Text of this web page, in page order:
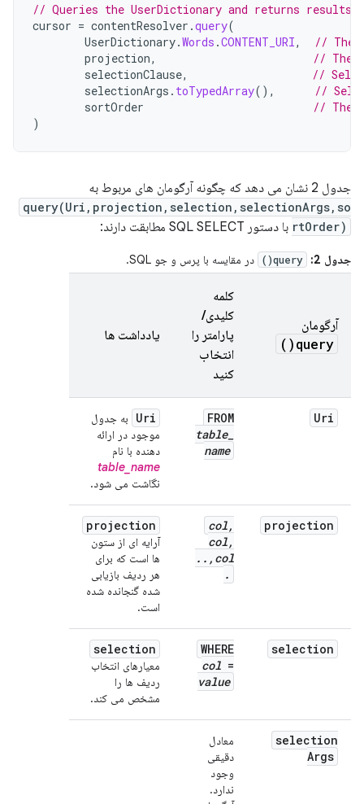
// Queries the UserDictionary and returns results
cursor = contentResolver .query(
UserDictionary.Words .CONTENT_URI,
// The
projection,
// The
selectionClause,
//
selectionArgs . toTypedArray(),
//
sortOrder
// The
)
جدول 2 نشان می دهد که چگونه آرگومان های مربوط به
query(Uri,projection,selection,selectionArgs,so
rtOrder) با دستور SQL SELECT مطابقت دارند:
جدول 2: query() در مقایسه با پرس و جو SQL.
آرگومان
query(
)
کلمه
کلیدی/
پارامتر را
انتخاب
کنید
یادداشت ها
Uri
FROM
table_
name
Uri
به جدول
موجود در ارائه
دهنده با نام
table_name
نگاشت می شود.
projection
col,
col,
col
,
.
.
.
projection
آرایه ای از ستون
ها است که برای
هر ردیف بازیابی
شده گنجانده شده
است.
selection
WHERE
col =
value
selection
معیارهای انتخاب
ردیف ها را
مشخص می کند.
selection
Args
معادل
دقیقی
وجود
ندارد.